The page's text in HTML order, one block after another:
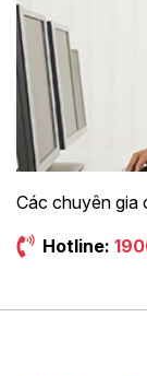
Các chuyên gia
Hotline: